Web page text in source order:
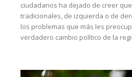
ciudadanos ha dejado de creer
tradicionales, de izquierda o de
los problemas que más les
verdadero cambio político de la